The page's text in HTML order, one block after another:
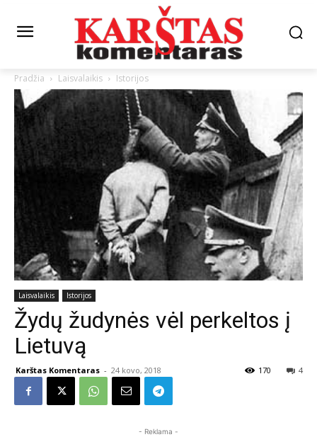
Pradžia Laisvalaikis Istorijos
Laisvalaikis Istorijos
Žydų žudynės vėl perkeltos į
Lietuvą
Karštas Komentaras - 24 kovo, 2018 4
170
- Reklama -